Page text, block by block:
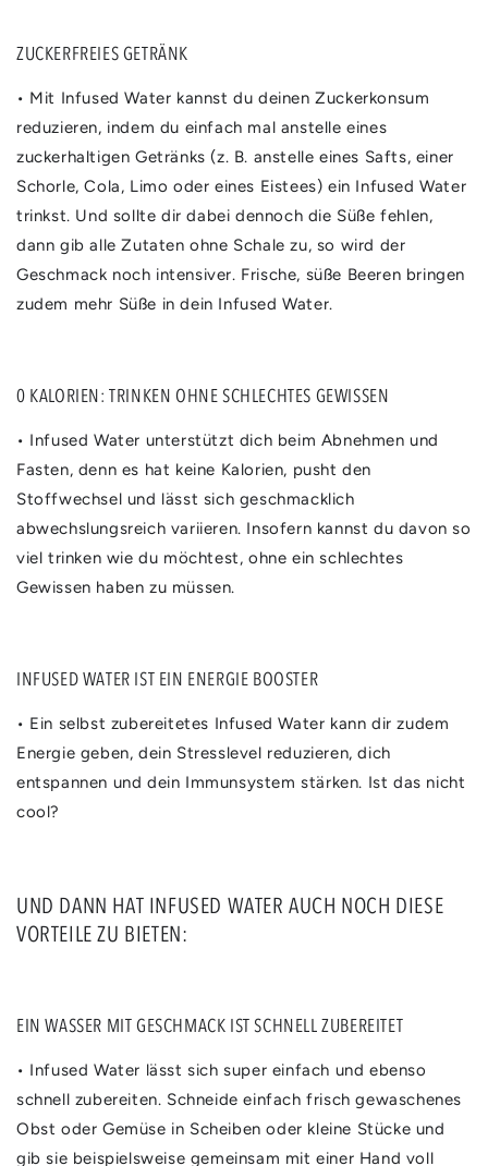
ZUCKERFREIES GETRÄNK
• Mit Infused Water kannst du deinen Zuckerkonsum
reduzieren, indem du einfach mal anstelle eines
zuckerhaltigen Getränks (z. B. anstelle eines Safts, einer
Schorle, Cola, Limo oder eines Eistees) ein Infused Water
trinkst. Und sollte dir dabei dennoch die Süße fehlen,
dann gib alle Zutaten ohne Schale zu, so wird der
Geschmack noch intensiver. Frische, süße Beeren bringen
zudem mehr Süße in dein Infused Water.
0 KALORIEN: TRINKEN OHNE SCHLECHTES GEWISSEN
• Infused Water unterstützt dich beim Abnehmen und
Fasten, denn es hat keine Kalorien, pusht den
Stoffwechsel und lässt sich geschmacklich
abwechslungsreich variieren. Insofern kannst du davon so
viel trinken wie du möchtest, ohne ein schlechtes
Gewissen haben zu müssen.
INFUSED WATER IST EIN ENERGIE BOOSTER
• Ein selbst zubereitetes Infused Water kann dir zudem
Energie geben, dein Stresslevel reduzieren, dich
entspannen und dein Immunsystem stärken. Ist das nicht
cool?
UND DANN HAT INFUSED WATER AUCH NOCH DIESE
VORTEILE ZU BIETEN:
EIN WASSER MIT GESCHMACK IST SCHNELL ZUBEREITET
• Infused Water lässt sich super einfach und ebenso
schnell zubereiten. Schneide einfach frisch gewaschenes
Obst oder Gemüse in Scheiben oder kleine Stücke und
gib sie beispielsweise gemeinsam mit einer Hand voll